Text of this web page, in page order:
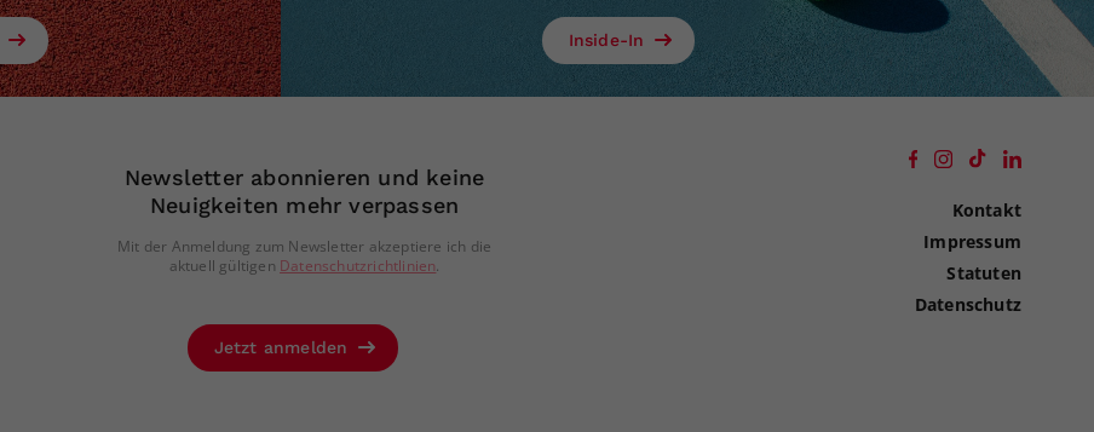
Inside-In
Newsletter abonnieren und keine
Neuigkeiten mehr verpassen
Mit der Anmeldung zum Newsletter akzeptiere ich die
aktuell gültigen Datenschutzrichtlinien.
Jetzt anmelden
Kontakt
Impressum
Statuten
Datenschutz